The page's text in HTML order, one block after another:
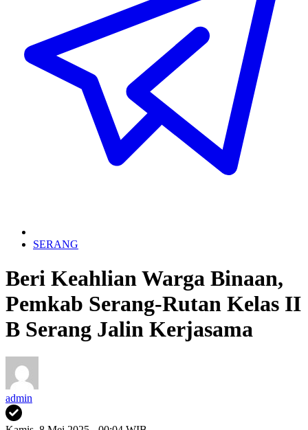
SERANG
Beri Keahlian Warga Binaan,
Pemkab Serang-Rutan Kelas II
B Serang Jalin Kerjasama
admin